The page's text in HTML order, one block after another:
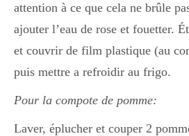
attention à ce que cela ne brûle
ajouter l’eau de rose et fouetter.
et couvrir de film plastique (au
puis mettre a refroidir au frigo.
Pour la compote de pomme:
Laver, éplucher et couper 2